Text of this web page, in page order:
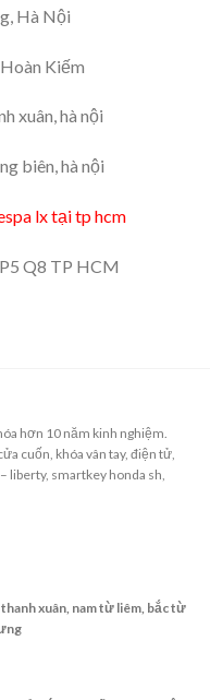
Hà Nội
Kiếm
xuân, hà nội
biên, hà nội
lx tại tp hcm
Q8 TP HCM
hơn 10 năm kinh nghiệm.
cuốn, khóa vân tay, điện tử,
liberty, smartkey honda sh,
xuân, nam từ liêm, bắc từ